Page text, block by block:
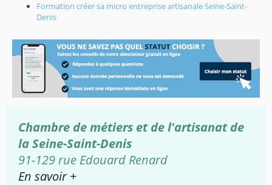
Formation créer sa micro entreprise artisanale Seine-Saint-
Denis
Chambre de métiers et de l'artisanat de
la Seine-Saint-Denis
91-129 rue Edouard Renard
En savoir +